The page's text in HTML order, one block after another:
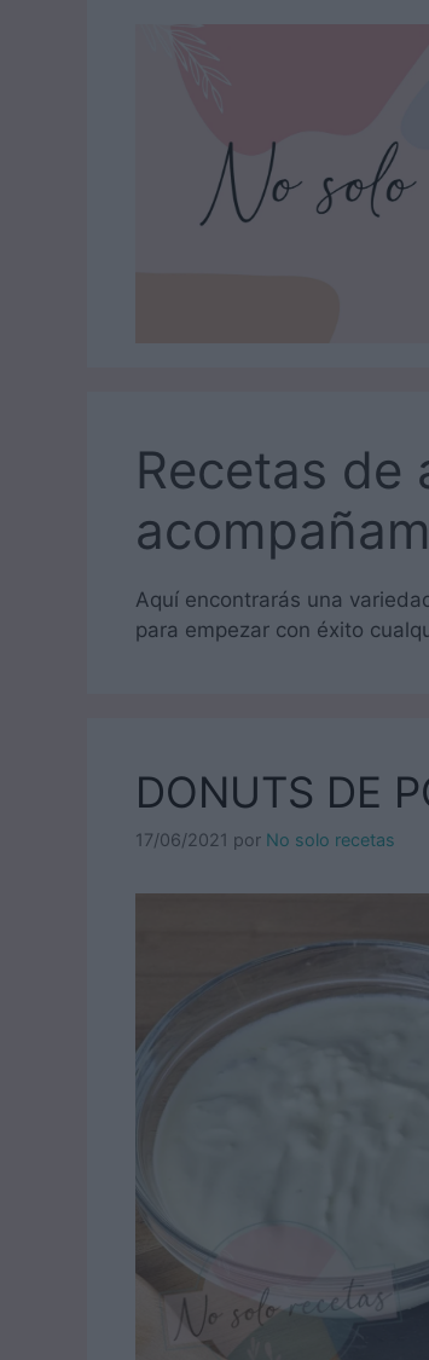
Recetas
Aquí encontrarás una
para empezar con éxito
DONUTS DE
17/06/2021 por No solo recetas